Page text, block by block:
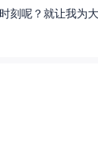
呢？就让我为